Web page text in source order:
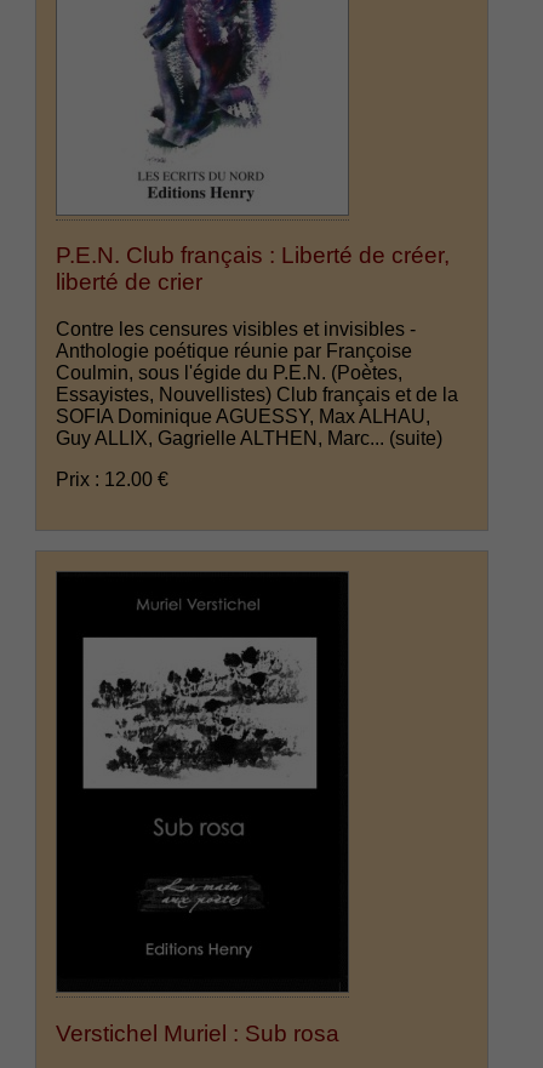
P.E.N. Club français : Liberté de créer,
liberté de crier
Contre les censures visibles et invisibles -
Anthologie poétique réunie par Françoise
Coulmin, sous l'égide du P.E.N. (Poètes,
Essayistes, Nouvellistes) Club français et de la
SOFIA Dominique AGUESSY, Max ALHAU,
Guy ALLIX, Gagrielle ALTHEN, Marc... (suite)
Prix : 12.00 €
Verstichel Muriel : Sub rosa